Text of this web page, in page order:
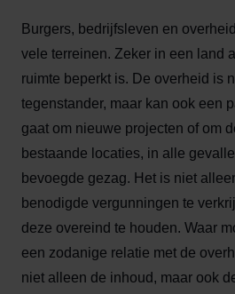
Burgers, bedrijfsleven en
vele terreinen. Zeker in een land
ruimte beperkt is. De overheid is
tegenstander, maar kan ook een
gaat om nieuwe projecten of om
bestaande locaties, in alle
bevoegde gezag. Het is niet
benodigde vergunningen te
deze overeind te houden. Waar
een zodanige relatie met de
niet alleen de inhoud, maar ook